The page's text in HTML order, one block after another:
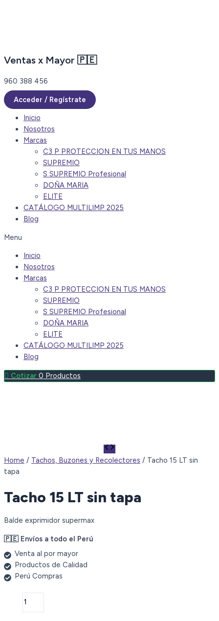
Ventas x Mayor 🇵🇪
960 388 456
Acceder / Regístrate
Inicio
Nosotros
Marcas
C3 P PROTECCION EN TUS MANOS
SUPREMIO
S SUPREMIO Profesional
DOÑA MARIA
ELITE
CATÁLOGO MULTILIMP 2025
Blog
Menu
Inicio
Nosotros
Marcas
C3 P PROTECCION EN TUS MANOS
SUPREMIO
S SUPREMIO Profesional
DOÑA MARIA
ELITE
CATÁLOGO MULTILIMP 2025
Blog
0 Productos
Home / Tachos, Buzones y Recolectores / Tacho 15 LT sin
tapa
Tacho 15 LT sin tapa
Balde exprimidor supermax
🇵🇪 Envíos a todo el Perú
Venta al por mayor
Productos de Calidad
Perú Compras